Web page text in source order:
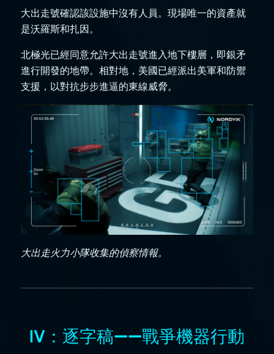
大出走號確認該設施中沒有人員。現場唯一的資產就
是沃羅斯和扎因。
北極光已經同意允許大出走號進入地下樓層，即銀矛
進行開發的地帶。相對地，美國已經派出美軍和防禦
支援，以對抗步步進逼的東線威脅。
大出走火力小隊收集的偵察情報。
IV：逐字稿——戰爭機器行動